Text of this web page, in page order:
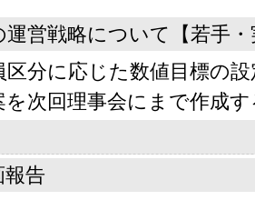
運営戦略について【若手
区分に応じた数値目標の
を次回理事会にまで作成
報告